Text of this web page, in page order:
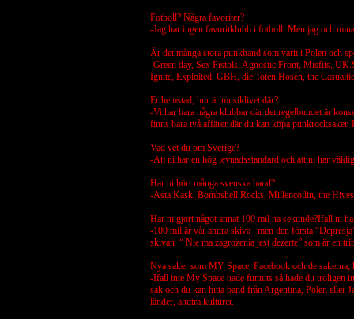
Fotboll? Några favoriter?
-Jag har ingen favoritklubb i fotboll. Men jag och
Är det många stora punkband som varit i Polen och
-Green day, Sex Pistols, Agnostic Front, Misfits,
Ignite, Exploited, GBH, die Toten Hosen, the
Er hemstad, hur är musiklivet där?
-Vi har bara några klubbar där det regelbundet är
finns bara två affärer där du kan köpa
Vad vet du om Sverige?
-Att ni har en hög levnadsstandard och att ni har
Har ni hört många svenska band?
-Asta Kask, Bombshell Rocks, Millencollin, the
Har ni gjort något annat 100 mil na sekunde?Ifall ni
-100 mil är vår andra skiva , men den första
skivan “ Nie ma zagrozenia jest dezerte” som är en
Nya saker som MY Space, Facebook och de sakerna,
-Ifall inte My Space hade funnits så hade du troligen
sak och du kan hitta band från Argentina, Polen eller
länder, andtra kulturer.